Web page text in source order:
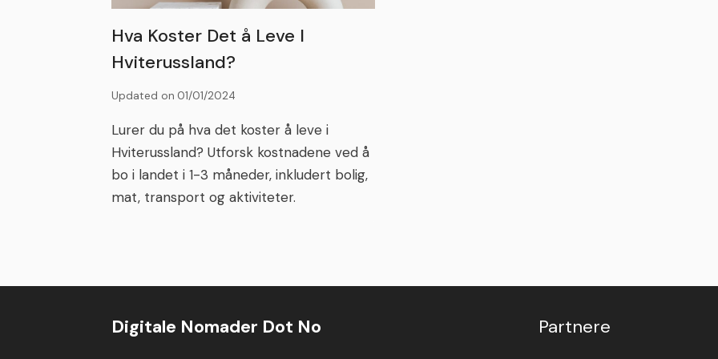
Hva Koster Det å Leve I
Hviterussland?
Updated on 01/01/2024
Lurer du på hva det koster å leve i
Hviterussland? Utforsk kostnadene ved å
bo i landet i 1-3 måneder, inkludert bolig,
mat, transport og aktiviteter.
Digitale Nomader Dot No Partnere